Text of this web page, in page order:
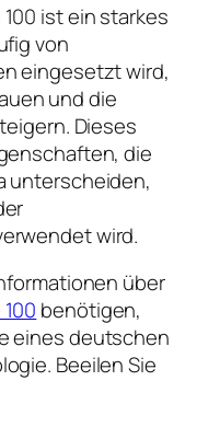
ist ein starkes
von
eingesetzt wird,
und die
Dieses
die
unterscheiden,
wird.
über
benötigen,
eines deutschen
Beeilen Sie